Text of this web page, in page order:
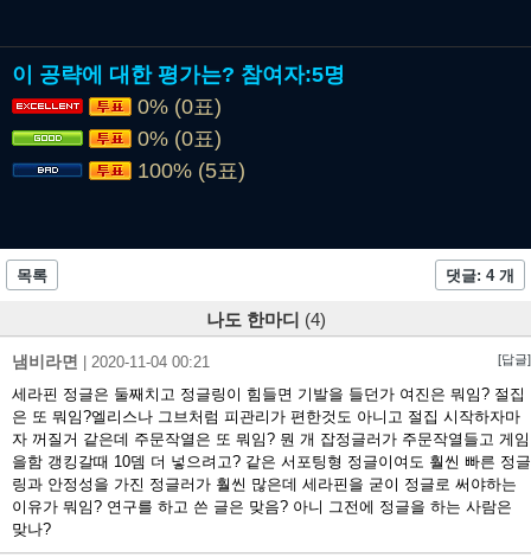
이 공략에 대한 평가는? 참여자:5명
0% (0표)
0% (0표)
100% (5표)
목록 댓글: 4 개
나도 한마디 (4)
냄비라면 2020-11-04 00:21 [답글]
세라핀 정글은 둘째치고 정글링이 힘들면 기발을 들던가 여진은 뭐임? 절집
은 또 뭐임?엘리스나 그브처럼 피관리가 편한것도 아니고 절집 시작하자마
자 꺼질거 같은데 주문작열은 또 뭐임? 뭔 개 잡정글러가 주문작열들고 게임
을함 갱킹갈때 10뎀 더 넣으려고? 같은 서포팅형 정글이여도 훨씬 빠른 정글
링과 안정성을 가진 정글러가 훨씬 많은데 세라핀을 굳이 정글로 써야하는
이유가 뭐임? 연구를 하고 쓴 글은 맞음? 아니 그전에 정글을 하는 사람은
맞나?